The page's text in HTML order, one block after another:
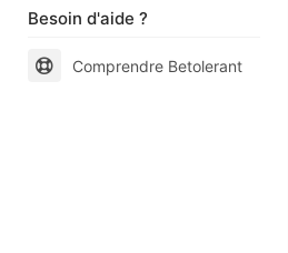
Besoin d'aide ?
Comprendre Betolerant